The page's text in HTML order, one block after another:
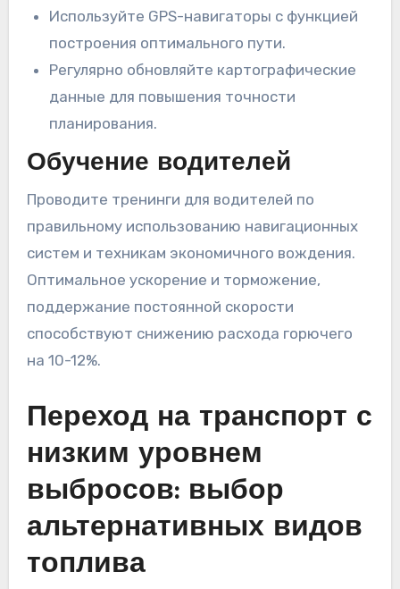
Используйте GPS-навигаторы с функцией
построения оптимального пути.
Регулярно обновляйте картографические
данные для повышения точности
планирования.
Обучение водителей
Проводите тренинги для водителей по
правильному использованию навигационных
систем и техникам экономичного вождения.
Оптимальное ускорение и торможение,
поддержание постоянной скорости
способствуют снижению расхода горючего
на 10-12%.
Переход на транспорт с
низким уровнем
выбросов: выбор
альтернативных видов
топлива